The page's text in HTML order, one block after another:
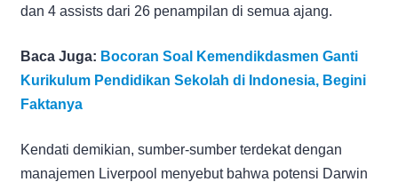
dan 4 assists dari 26 penampilan di semua ajang.
Baca Juga: Bocoran Soal Kemendikdasmen Ganti
Kurikulum Pendidikan Sekolah di Indonesia, Begini
Faktanya
Kendati demikian, sumber-sumber terdekat dengan
manajemen Liverpool menyebut bahwa potensi Darwin